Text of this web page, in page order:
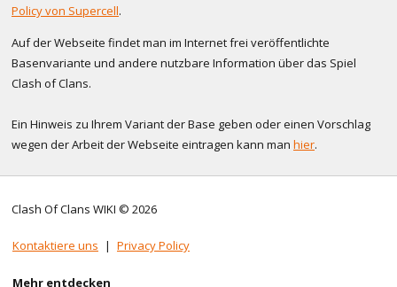
Policy von Supercell.
Auf der Webseite findet man im Internet frei veröffentlichte
Basenvariante und andere nutzbare Information über das Spiel
Clash of Clans.
Ein Hinweis zu Ihrem Variant der Base geben oder einen Vorschlag
wegen der Arbeit der Webseite eintragen kann man hier.
Clash Of Clans WIKI © 2026
Kontaktiere uns | Privacy Policy
Mehr entdecken